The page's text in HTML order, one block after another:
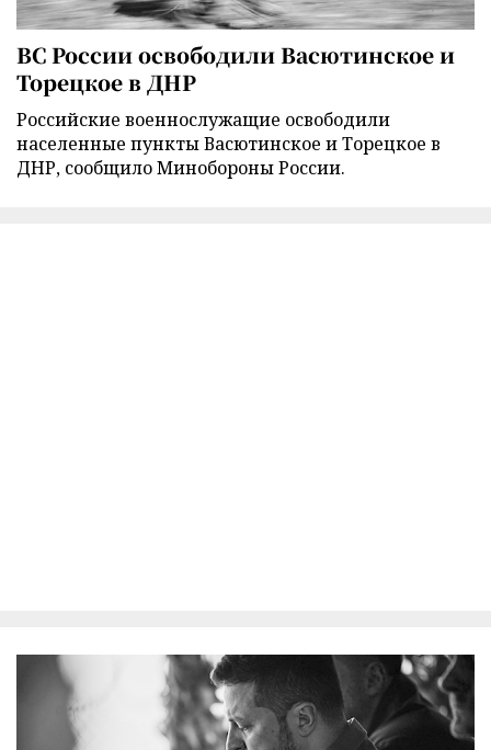
ВС России освободили Васютинское и
Торецкое в ДНР
Российские военнослужащие освободили
населенные пункты Васютинское и Торецкое в
ДНР, сообщило Минобороны России.